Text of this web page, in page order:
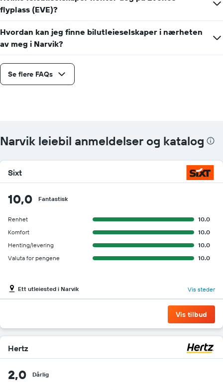
flyplass (EVE)?
Hvordan kan jeg finne bilutleieselskaper i nærheten
av meg i Narvik?
Se flere FAQs
Narvik leiebil anmeldelser og katalog
Sixt
10,0 Fantastisk
Renhet
10.0
Komfort
10.0
Henting/levering
10.0
Valuta for pengene
10.0
Ett utleiested i Narvik Vis steder
Vis tilbud
Hertz
2,0 Dårlig